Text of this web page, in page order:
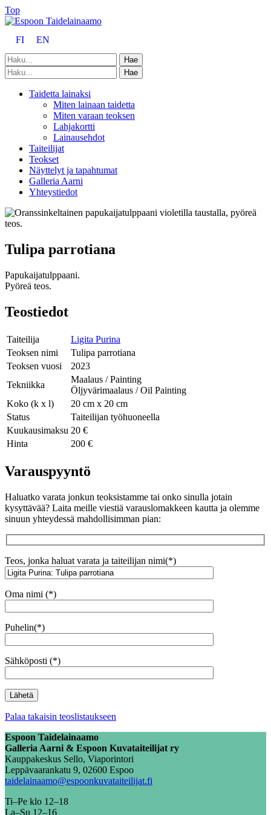
Top
FI EN
Taidetta lainaksi
Miten lainaan taidetta
Miten varaan teoksen
Lahjakortti
Lainausehdot
Taiteilijat
Teokset
Näyttelyt ja tapahtumat
Galleria Aarni
Yhteystiedot
Tulipa parrotiana
Papukaijatulppaani.
Pyöreä teos.
Teostiedot
Taiteilija
Ligita Purina
Teoksen nimi
Tulipa parrotiana
Teoksen vuosi
2023
Tekniikka
Maalaus / Painting
Öljyvärimaalaus / Oil Painting
Koko (k x l)
20 cm x 20 cm
Status
Taiteilijan työhuoneella
Kuukausimaksu 20 €
Hinta
200 €
Varauspyyntö
Haluatko varata jonkun teoksistamme tai onko sinulla jotain
kysyttävää? Laita meille viestiä varauslomakkeen kautta ja olemme
sinuun yhteydessä mahdollisimman pian:
Teos, jonka haluat varata ja taiteilijan nimi(*)
Oma nimi (*)
Puhelin(*)
Sähköposti (*)
Palaa takaisin teoslistaukseen
Espoon Taidelainaamo
Galleria Aarni & Espoon Kuvataiteilijat ry
Kauppakeskus Sello, Viaporintori
Leppävaarankatu 9, 02600 Espoo
taidelainaamo@espoonkuvataiteilijat.fi
Ti–Pe klo 12–18
La–Su 12–16